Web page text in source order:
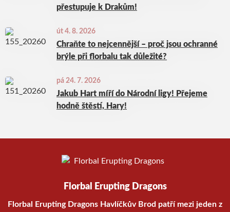
přestupuje k Drakům!
út 4. 8. 2026
Chraňte to nejcennější – proč jsou ochranné
brýle při florbalu tak důležité?
pá 24. 7. 2026
Jakub Hart míří do Národní ligy! Přejeme
hodně štěstí, Hary!
Florbal Erupting Dragons
Florbal Erupting Dragons Havlíčkův Brod patří mezi jeden z